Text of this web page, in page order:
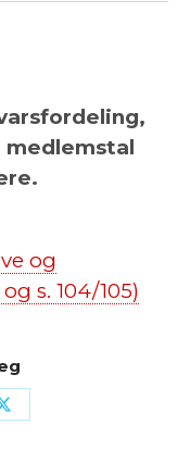
medlemstal
og
s. 104/105)